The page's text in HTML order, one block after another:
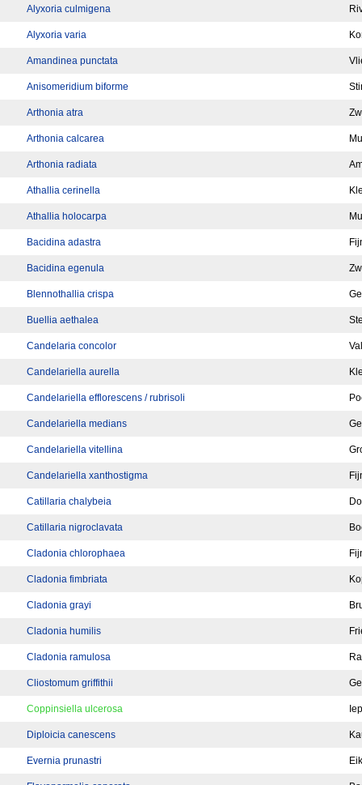
Alyxoria culmigena
Alyxoria varia
Amandinea punctata
Anisomeridium biforme
Arthonia atra
Arthonia calcarea
Arthonia radiata
Athallia cerinella
Athallia holocarpa
Bacidina adastra
Bacidina egenula
Blennothallia crispa
Buellia aethalea
Candelaria concolor
Candelariella aurella
Candelariella efflorescens / rubrisoli
Candelariella medians
Candelariella vitellina
Candelariella xanthostigma
Catillaria chalybeia
Catillaria nigroclavata
Cladonia chlorophaea
Cladonia fimbriata
Cladonia grayi
Cladonia humilis
Cladonia ramulosa
Cliostomum griffithii
Coppinsiella ulcerosa
Diploicia canescens
Evernia prunastri